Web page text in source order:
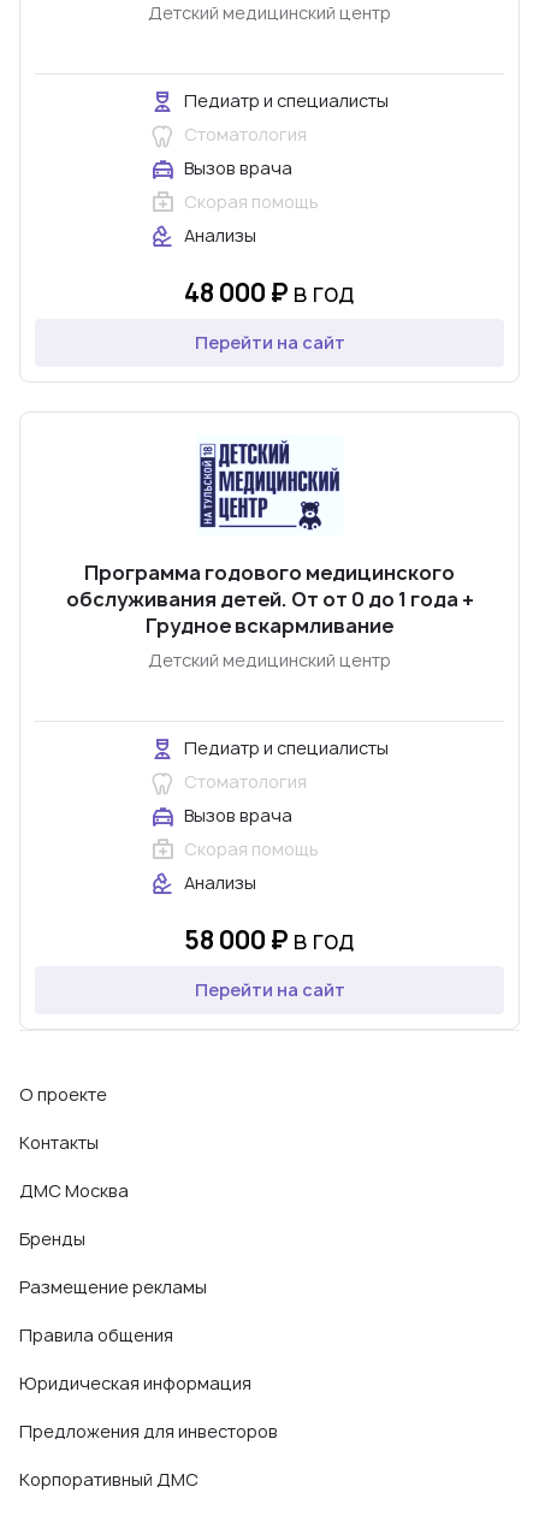
Детский медицинский центр
Педиатр и специалисты
Стоматология
Вызов врача
Скорая помощь
Анализы
48 000 ₽ в год
Перейти на сайт
Программа годового медицинского
обслуживания детей. От от 0 до 1 года +
Грудное вскармливание
Детский медицинский центр
Педиатр и специалисты
Стоматология
Вызов врача
Скорая помощь
Анализы
58 000 ₽ в год
Перейти на сайт
О проекте
Контакты
ДМС Москва
Бренды
Размещение рекламы
Правила общения
Юридическая информация
Предложения для инвесторов
Корпоративный ДМС